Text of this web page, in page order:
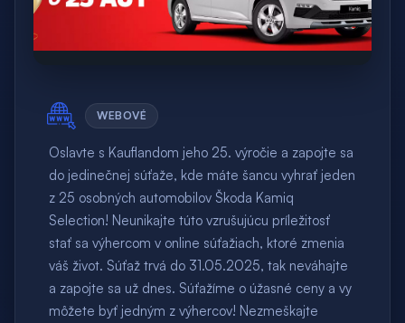
WEBOVÉ
Oslavte s Kauflandom jeho 25. výročie a zapojte sa
do jedinečnej súťaže, kde máte šancu vyhrať jeden
z 25 osobných automobilov Škoda Kamiq
Selection! Neunikajte túto vzrušujúcu príležitosť
stať sa výhercom v online súťažiach, ktoré zmenia
váš život. Súťaž trvá do 31.05.2025, tak neváhajte
a zapojte sa už dnes. Súťažíme o úžasné ceny a vy
môžete byť jedným z výhercov! Nezmeškajte